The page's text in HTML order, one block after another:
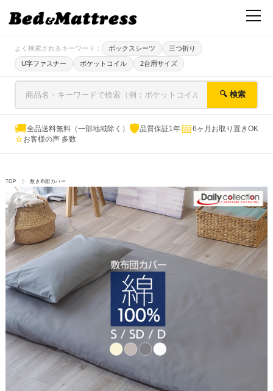
よく検索されるキーワード： ボックスシーツ 三つ折り
U字ファスナー ポケットコイル 2台用サイズ
🔍 検索
🚚全品送料無料（一部地域除く） 🛡品質保証1年📅6ヶ月お取り置きOK
⭐お客様の声 多数
TOP 敷き布団カバー